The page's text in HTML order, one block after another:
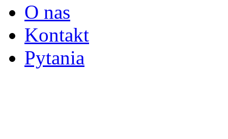
O nas
Kontakt
Pytania